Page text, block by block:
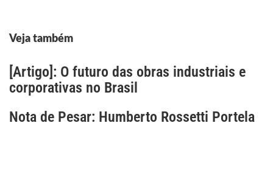
Veja também
[Artigo]: O futuro das obras industriais e
corporativas no Brasil
Nota de Pesar: Humberto Rossetti Portela